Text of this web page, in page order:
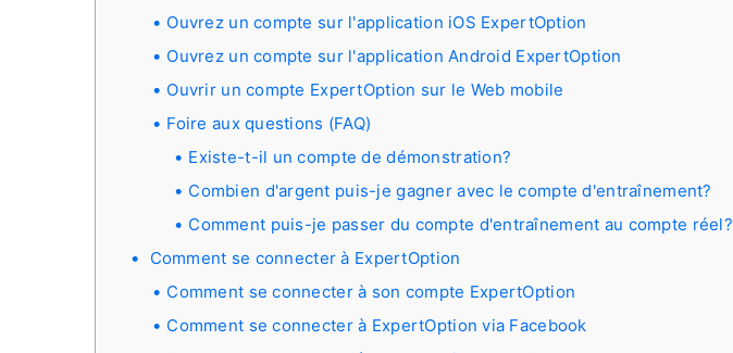
Ouvrez un compte sur l'application iOS ExpertOption
Ouvrez un compte sur l'application Android ExpertOption
Ouvrir un compte ExpertOption sur le Web mobile
Foire aux questions (FAQ)
Existe-t-il un compte de démonstration?
Combien d'argent puis-je gagner avec le compte d'entraînement?
Comment puis-je passer du compte d'entraînement au compte réel?
Comment se connecter à ExpertOption
Comment se connecter à son compte ExpertOption
Comment se connecter à ExpertOption via Facebook